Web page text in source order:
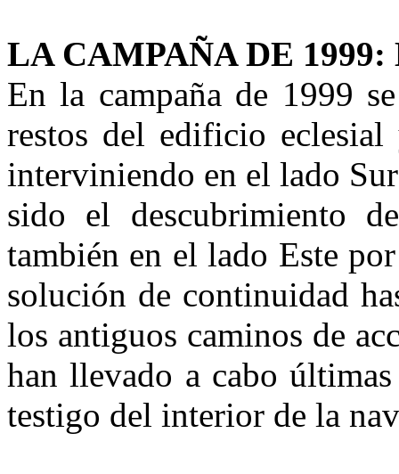
LA CAMPAÑA DE
En la campaña de 1999
restos del edificio eclesial
interviniendo en el lado
sido el descubrimiento
también en el lado Este
solución de continuidad
los antiguos caminos de
han llevado a cabo
testigo del interior de la